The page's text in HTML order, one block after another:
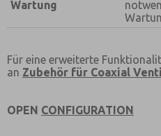
Wartung
Für eine erweiterte
an Zubehör für Coaxial
OPEN CONFIGURATION
Absenden des
Verarbeitung zu.